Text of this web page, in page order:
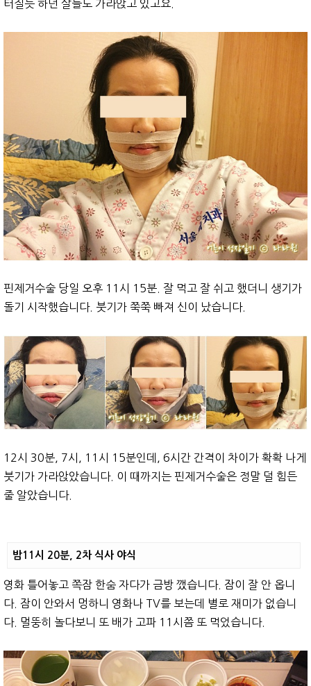
터질듯 하던 살들도 가라앉고 있고요.
핀제거수술 당일 오후 11시 15분. 잘 먹고 잘 쉬고 했더니 생기가
돌기 시작했습니다. 붓기가 쭉쭉 빠져 신이 났습니다.
12시 30분, 7시, 11시 15분인데, 6시간 간격이 차이가 확확 나게
붓기가 가라앉았습니다. 이 때까지는 핀제거수술은 정말 덜 힘든
줄 알았습니다.
밤11시 20분, 2차 식사 야식
영화 틀어놓고 쪽잠 한숨 자다가 금방 깼습니다. 잠이 잘 안 옵니
다. 잠이 안와서 멍하니 영화나 TV를 보는데 별로 재미가 없습니
다. 멀뚱히 놀다보니 또 배가 고파 11시쯤 또 먹었습니다.